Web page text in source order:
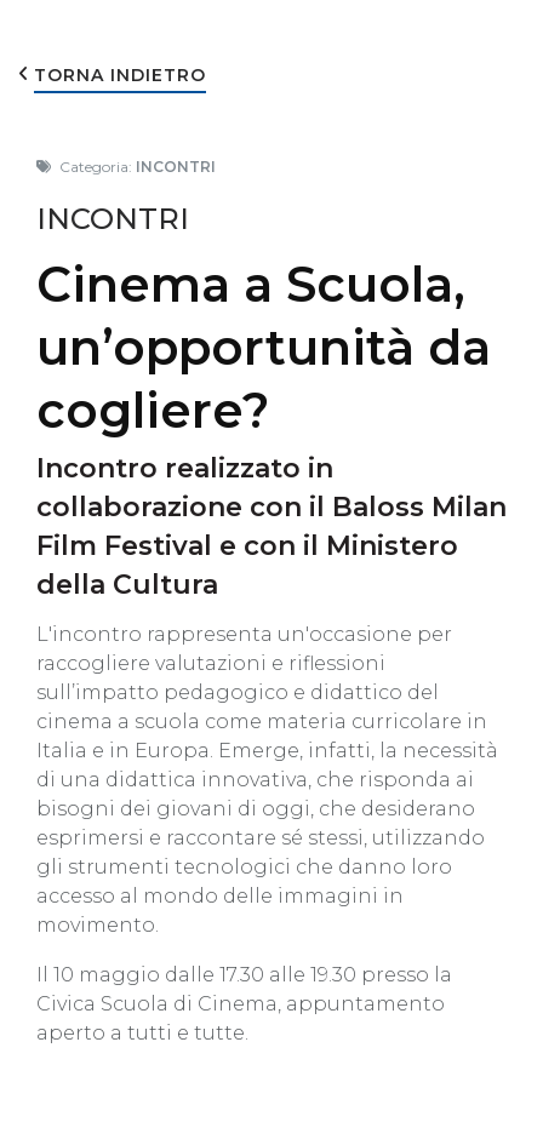
TORNA INDIETRO
Categoria: INCONTRI
INCONTRI
Cinema a Scuola,
un’opportunità da
cogliere?
Incontro realizzato in
collaborazione con il Baloss Milan
Film Festival e con il Ministero
della Cultura
L'incontro rappresenta un'occasione per
raccogliere valutazioni e riflessioni
sull’impatto pedagogico e didattico del
cinema a scuola come materia curricolare in
Italia e in Europa. Emerge, infatti, la necessità
di una didattica innovativa, che risponda ai
bisogni dei giovani di oggi, che desiderano
esprimersi e raccontare sé stessi, utilizzando
gli strumenti tecnologici che danno loro
accesso al mondo delle immagini in
movimento.
Il 10 maggio dalle 17.30 alle 19.30 presso la
Civica Scuola di Cinema, appuntamento
aperto a tutti e tutte.